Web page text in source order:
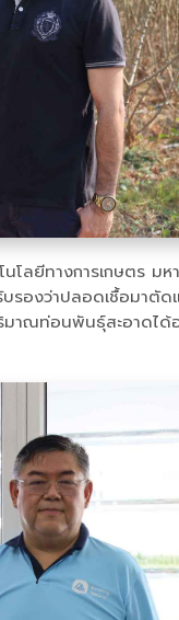
ลยีทางการเกษตร ม
งว่าปลอดเชื้อมาตั
าณท่อนพันธุ์สะอาดได้